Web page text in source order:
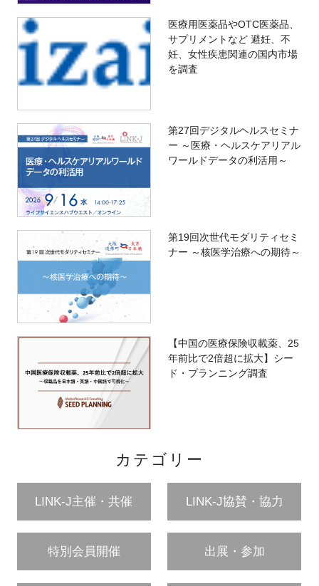
医療用医薬品やOTC医薬品、
サプリメントなど 避妊、不
妊、女性疾患関連の国内市場
を調査
第27回デジタルヘルスセミナ
ー ～医療・ヘルスケアリアル
ワールドデータの利活用～
第19回次世代モダリティセミ
ナー ～核医学治療への期待～
【中国の医療保険収載薬、25
年前比で2倍超に拡大】シー
ド・プランニング調査
カテゴリー
LINK-J主催・共催 LINK-J協賛・協力
特別会員開催 出展・参加